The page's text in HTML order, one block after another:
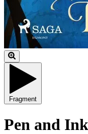
Fragment
Pen and